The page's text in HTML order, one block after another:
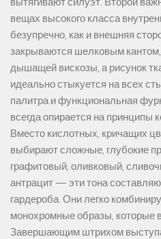
вещах высокого класса
безупречно, как и внешняя
закрываются шелковым
дышащей вискозы, а рисунок
идеально стыкуется на всех
палитра и функциональная
всегда опирается на принципы
Вместо кислотных, кричащих
выбирают сложные, глубокие
графитовый, оливковый,
антрацит — эти тона
гардероба. Они легко
монохромные образы, которые
Завершающим штрихом